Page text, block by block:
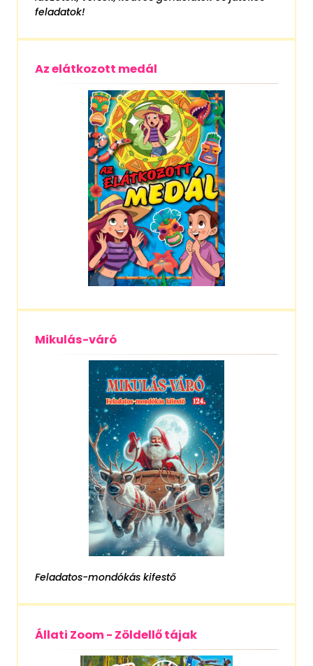
feladatok!
Az elátkozott medál
Mikulás-váró
Feladatos-mondókás kifestő
Állati Zoom - Zöldellő tájak